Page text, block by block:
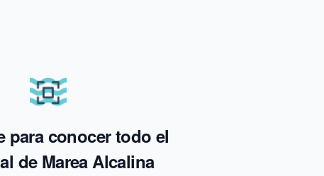
para conocer todo el
de Marea Alcalina